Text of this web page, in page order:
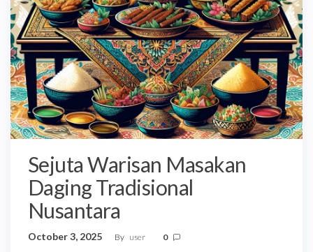
Sejuta Warisan Masakan
Daging Tradisional
Nusantara
October 3, 2025 By user 0